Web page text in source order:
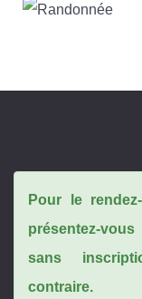
Pour le
présentez-
sans
contraire.